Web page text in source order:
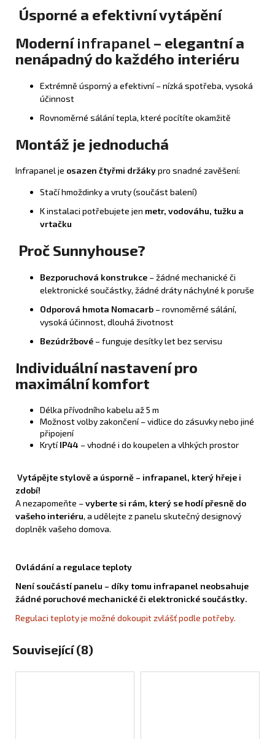
Úsporné a efektivní vytápění
Moderníinfrapanel – elegantní a
nenápadný do každého interiéru
Extrémně úsporný a efektivní – nízká spotřeba, vysoká
účinnost
Rovnoměrné sálání tepla, které pocítíte okamžitě
Montáž je jednoduchá
Infrapanel je osazen čtyřmi držákypro snadné zavěšení:
Stačí hmoždinky a vruty (součást balení)
K instalaci potřebujete jen metr, vodováhu, tužku a
vrtačku
Proč Sunnyhouse?
Bezporuchová konstrukce – žádné mechanické či
elektronické součástky, žádné dráty náchylné k poruše
Odporová hmota Nomacarb – rovnoměrné sálání,
vysoká účinnost, dlouhá životnost
Bezúdržbové – funguje desítky let bez servisu
Individuální nastavení pro
maximální komfort
Délka přívodního kabelu až 5 m
Možnost volby zakončení – vidlice do zásuvky nebo jiné
připojení
KrytíIP44 – vhodné i do koupelen a vlhkých prostor
Vytápějte stylově a úsporně – infrapanel, který hřeje i
zdobí!
A nezapomeňte –vyberte si rám, který se hodí přesně do
vašeho interiéru, a udělejte z panelu skutečný designový
doplněk vašeho domova.
Ovládání a regulace teploty
Není součástí panelu – díky tomu infrapanel neobsahuje
žádné poruchové mechanické či elektronické součástky.
Regulaci teploty je možné dokoupit zvlášť podle potřeby.
Související (8)